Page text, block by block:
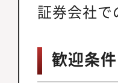
証券会社
歓迎条件